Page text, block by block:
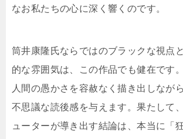
なお私たちの心に深く響くのです。
筒井康隆氏ならではのブラックな視点
的な雰囲気は、この作品でも健在です
人間の愚かさを容赦なく描き出しなが
不思議な読後感を与えます。果たして
ューターが導き出す結論は、本当に「